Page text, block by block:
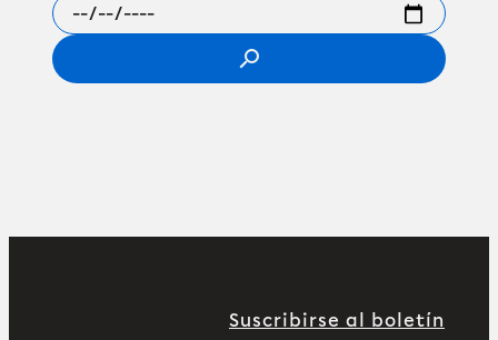
search
Suscribirse al boletín